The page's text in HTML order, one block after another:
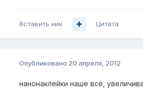
Вставить ник Цитата
Опубликовано 20 апреля, 2012
нанонаклейки наше всё,